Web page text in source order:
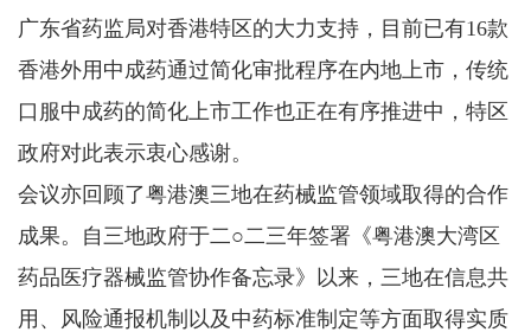
广东省药监局对香港特区的大力支持，目前已有16款
香港外用中成药通过简化审批程序在内地上市，传统
口服中成药的简化上市工作也正在有序推进中，特区
政府对此表示衷心感谢。
会议亦回顾了粤港澳三地在药械监管领域取得的合作
成果。自三地政府于二○二三年签署《粤港澳大湾区
药品医疗器械监管协作备忘录》以来，三地在信息共
用、风险通报机制以及中药标准制定等方面取得实质